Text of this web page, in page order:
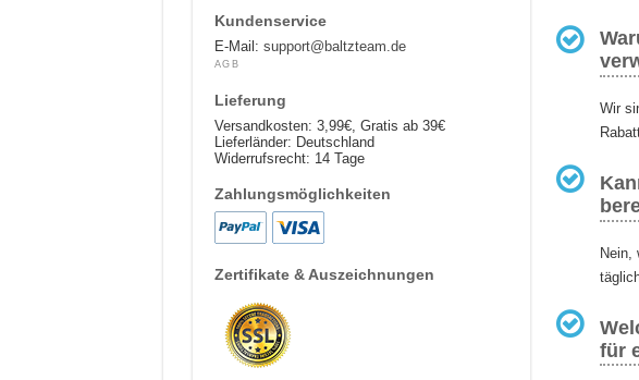
Wir
Nein,
für
Kundenservice
E-Mail: support@baltzteam.de
AGB
Lieferung
Versandkosten: 3,99€, Gratis ab 39€
Lieferländer: Deutschland
Widerrufsrecht: 14 Tage
Zahlungsmöglichkeiten
Zertifikate & Auszeichnungen